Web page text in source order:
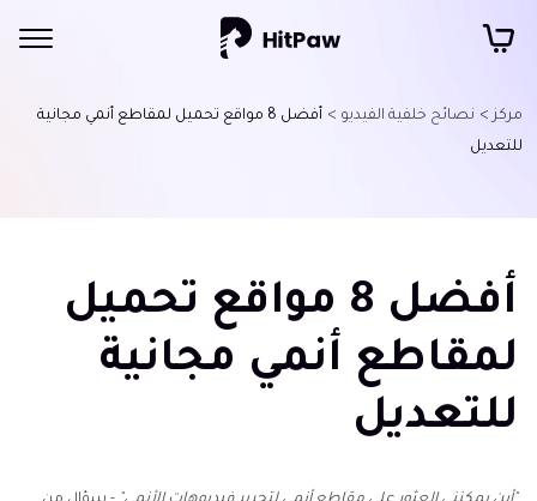
مركز > نصائح خلفية الفيديو >
أفضل 8 مواقع تحميل لمقاطع أنمي مجانية
للتعديل
أفضل 8 مواقع تحميل
لمقاطع أنمي مجانية
للتعديل